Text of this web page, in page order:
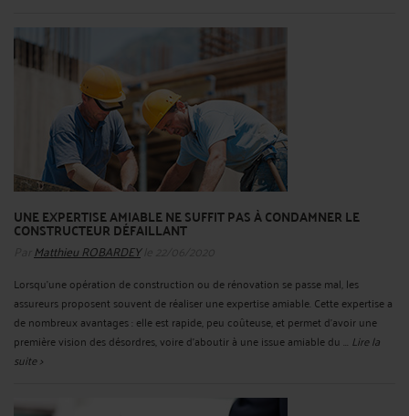
UNE EXPERTISE AMIABLE NE SUFFIT PAS À CONDAMNER LE
CONSTRUCTEUR DÉFAILLANT
Matthieu ROBARDEYle 22/06/2020
Lorsqu'une opération de construction ou de rénovation se passe mal, les
assureurs proposent souvent de réaliser une expertise amiable. Cette expertise a
de nombreux avantages : elle est rapide, peu coûteuse, et permet d'avoir une
première vision des désordres, voire d'aboutir à une issue amiable du ... Lire la
suite >